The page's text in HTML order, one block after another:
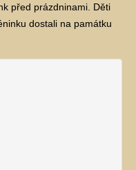
před prázdninami. Děti
dostali na památku